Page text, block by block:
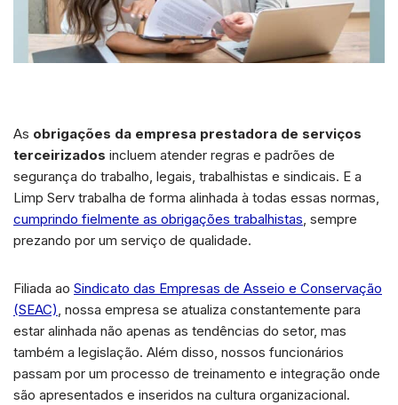
As obrigações da empresa prestadora de serviços
terceirizados incluem atender regras e padrões de
segurança do trabalho, legais, trabalhistas e sindicais. E a
Limp Serv trabalha de forma alinhada à todas essas normas,
cumprindo fielmente as obrigações trabalhistas, sempre
prezando por um serviço de qualidade.
Filiada ao Sindicato das Empresas de Asseio e Conservação
(SEAC), nossa empresa se atualiza constantemente para
estar alinhada não apenas as tendências do setor, mas
também a legislação. Além disso, nossos funcionários
passam por um processo de treinamento e integração onde
são apresentados e inseridos na cultura organizacional.